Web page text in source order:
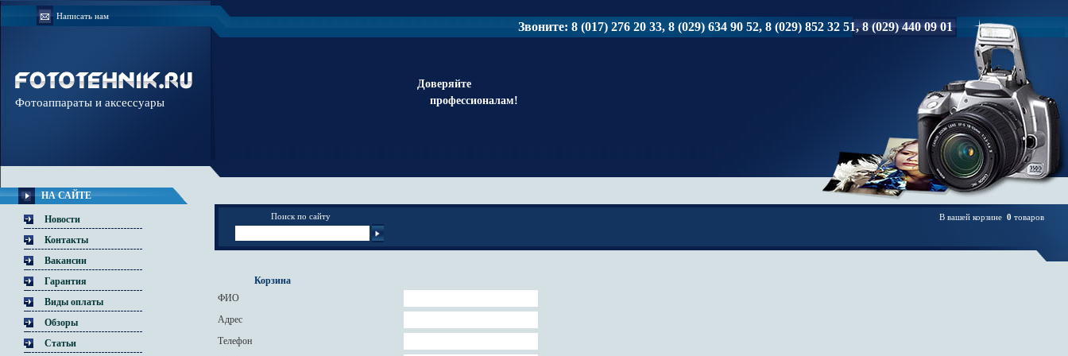
Написать нам
Звоните: 8 (017) 276 20 33, 8 (029) 634 90 52, 8 (029) 852 32 51, 8 (029) 440 09 01
Доверяйте
профессионалам!
Фотоаппараты и аксессуары
НА САЙТЕ
Новости
Контакты
Вакансии
Гарантия
Виды оплаты
Обзоры
Статьи
В вашей корзине 0 товаров
Поиск по сайту
Корзина
ФИО
Адрес
Телефон